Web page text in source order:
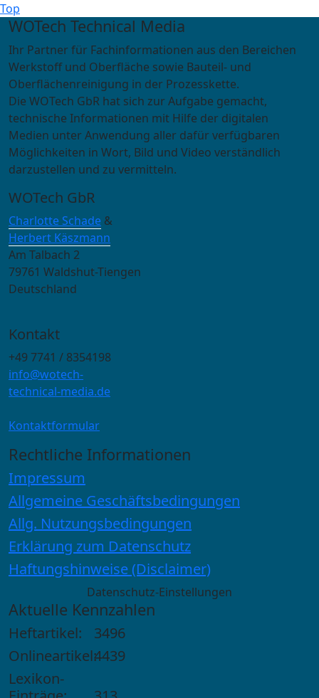
Top
WOTech Technical Media
Ihr Partner für Fachinformationen aus den Bereichen
Werkstoff und Oberfläche sowie Bauteil- und
Oberflächenreinigung in der Prozesskette.
Die WOTech GbR hat sich zur Aufgabe gemacht,
technische Informationen mit Hilfe der digitalen
Medien unter Anwendung aller dafür verfügbaren
Möglichkeiten in Wort, Bild und Video verständlich
darzustellen und zu vermitteln.
WOTech GbR
Charlotte Schade &
Herbert Käszmann
Am Talbach 2
79761 Waldshut-Tiengen
Deutschland
Kontakt
+49 7741 / 8354198
info@wotech-
technical-media.de
Kontaktformular
Rechtliche Informationen
Impressum
Allgemeine Geschäftsbedingungen
Allg. Nutzungsbedingungen
Erklärung zum Datenschutz
Haftungshinweise (Disclaimer)
Datenschutz-Einstellungen
Aktuelle Kennzahlen
Heftartikel:
3496
Onlineartikel:4439
Lexikon-